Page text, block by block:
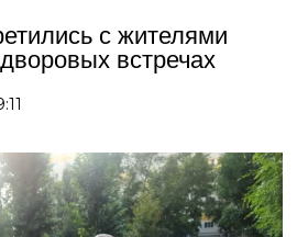
с жителями
встречах